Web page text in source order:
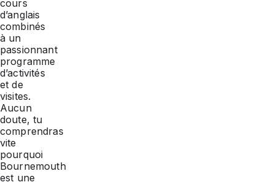
cours
d’anglais
combinés
à un
passionnant
programme
d’activités
et de
visites.
Aucun
doute, tu
comprendras
vite
pourquoi
Bournemouth
est une